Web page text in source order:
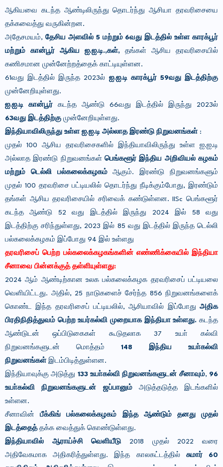
ஆகியவை கடந்த ஆண்டிலிருந்து தொடர்ந்து ஆசியா தரவரிசையை
தக்கவைத்து வருகின்றன.
அதேசமயம், தேசிய அளவில் 5 மற்றும் 6வது இடத்தில் உள்ள காரக்பூர்
மற்றும் கான்பூர் ஆகிய ஐ.ஐ.டி.,கள், தங்கள் ஆசிய தரவரிசையில்
கணிசமான முன்னேற்றத்தைக் காட்டியுள்ளன.
61வது இடத்தில் இருந்த 2023ல் ஐ.ஐ.டி காரக்பூர் 59வது இடத்திற்கு
முன்னேறியுள்ளது.
ஐ.ஐ.டி கான்பூர் கடந்த ஆண்டு 66வது இடத்தில் இருந்து 2023ல்
63வது இடத்திற்கு முன்னேறியுள்ளது.
இந்தியாவிலிருந்து உள்ள ஐ.ஐ.டி அல்லாத இரண்டு நிறுவனங்கள்:
முதல் 100 ஆசிய தரவரிசைகளில் இந்தியாவிலிருந்து உள்ள ஐ.ஐ.டி
அல்லாத இரண்டு நிறுவனங்கள் பெங்களூர் இந்திய அறிவியல் கழகம்
மற்றும் டெல்லி பல்கலைக்கழகம்ஆகும்.இரண்டு நிறுவனங்களும்
முதல் 100 தரவரிசை பட்டியலில் தொடர்ந்து நீடிக்கும்போது, ​​இரண்டும்
தங்கள் ஆசிய தரவரிசையில் சரிவைக் கண்டுள்ளன. IISc பெங்களூர்
கடந்த ஆண்டு 52 வது இடத்தில் இருந்து 2024 இல் 58 வது
இடத்திற்கு சரிந்துள்ளது, 2023 இல் 85 வது இடத்தில் இருந்த டெல்லி
பல்கலைக்கழகம் இப்போது 94 இல் உள்ளது
தரவரிசைப் பெற்ற பல்கலைக்கழகங்களின் எண்ணிக்கையில் இந்தியா
சீனாவை பின்னக்குத் தள்ளியுள்ளது:
2024 ஆம் ஆண்டிற்கான உலக பல்கலைக்கழக தரவரிசைப் பட்டியலை
வெளியிட்டது. அதில், 25 நாடுகளைச் சேர்ந்த 856 நிறுவனங்களைக்
கொண்ட இந்த தரவரிசைப் பட்டியலில், ஆசியாவில் இப்போது அதிக
பிரதிநிதித்துவம் பெற்ற உயர்கல்வி முறையாக இந்தியா உள்ளது. கடந்த
ஆண்டுடன் ஒப்பிடுகைகள் கூடுதலாக 37 உயா் கல்வி
நிறுவனங்களுடன் மொத்தம் 148 இந்திய உயா்கல்வி
நிறுவனங்கள்இடம்பிடித்துள்ளன.
இந்தியாவுக்கு அடுத்து 133 உயா்கல்வி நிறுவனங்களுடன் சீனாவும், 96
உயா்கல்வி நிறுவனங்களுடன் ஜப்பானும் அடுத்தடுத்த இடங்களில்
உள்ளன.
சீனாவின்பீக்கிங் பல்கலைக்கழகம் இந்த ஆண்டும் தனது முதல்
இடத்தைத்தக்க வைத்துக் கொண்டுள்ளது.
இந்தியாவில் ஆராய்ச்சி வெளியீடு2018 முதல் 2022 வரை
அதிவேகமாக அதிகரித்துள்ளது. இந்த காலகட்டத்தில்சுமார் 60